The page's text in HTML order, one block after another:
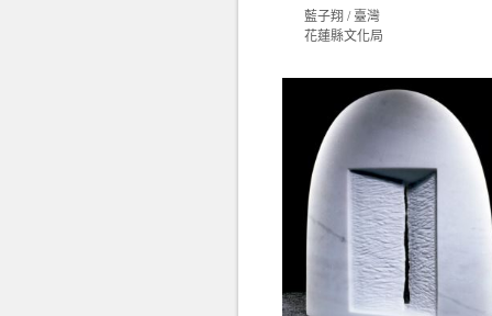
藍子翔 / 臺灣
花蓮縣文化局